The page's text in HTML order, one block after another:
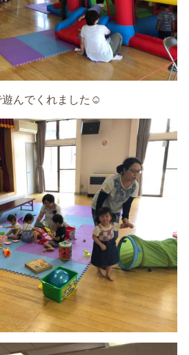
んでくれました☺️